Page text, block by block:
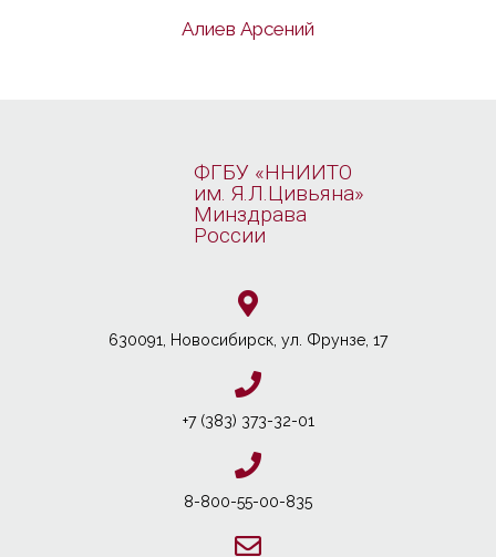
Алиев Арсений
ФГБУ «ННИИТО
им. Я.Л.Цивьяна»
Минздрава
России
630091, Новосибирcк, ул. Фрунзе, 17
+7 (383) 373-32-01
8-800-55-00-835